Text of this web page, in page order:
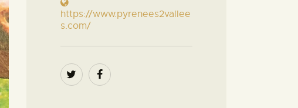
https://www.pyrenees2vallee
s.com/